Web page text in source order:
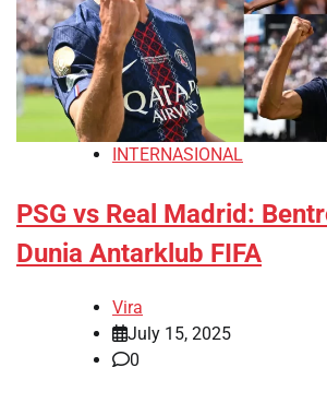
INTERNASIONAL
PSG vs Real Madrid:
Dunia Antarklub FIFA
Vira
July 15, 2025
0